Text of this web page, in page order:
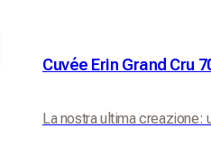
Cuvée Erin Grand Cru
La nostra ultima creazione: